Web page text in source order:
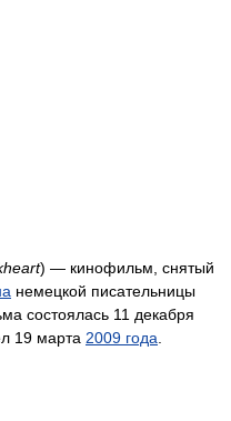
) — кинофильм, снятый
немецкой писательницы
состоялась 11 декабря
19 марта 2009 года